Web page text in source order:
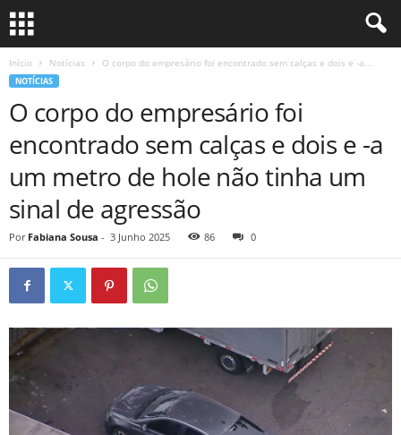
Início Notícias O corpo do empresário foi encontrado sem calças e dois e -a...
NOTÍCIAS
O corpo do empresário foi
encontrado sem calças e dois e -a
um metro de hole não tinha um
sinal de agressão
Por Fabiana Sousa - 3 Junho 2025 86 0